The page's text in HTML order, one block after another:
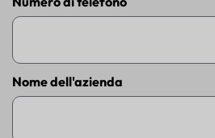
Nome dell'azienda